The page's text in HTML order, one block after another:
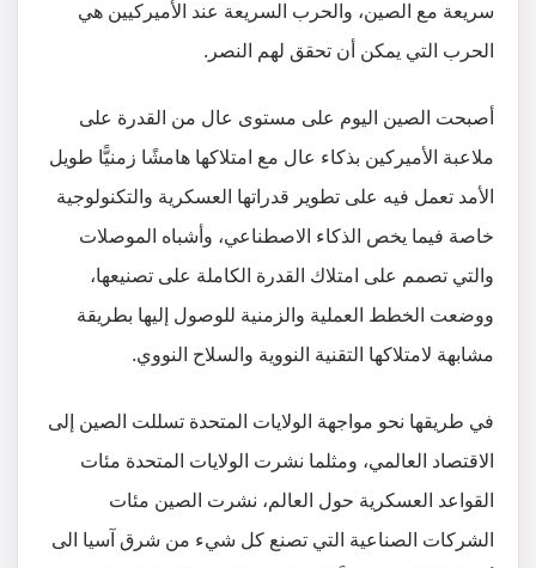
سريعة مع الصين، والحرب السريعة عند الأميركيين هي
الحرب التي يمكن أن تحقق لهم النصر.
أصبحت الصين اليوم على مستوى عال من القدرة على
ملاعبة الأميركين بذكاء عال مع امتلاكها هامشًا زمنيًّا طويل
الأمد تعمل فيه على تطوير قدراتها العسكرية والتكنولوجية
خاصة فيما يخص الذكاء الاصطناعي، وأشباه الموصلات
والتي تصمم على امتلاك القدرة الكاملة على تصنيعها،
ووضعت الخطط العملية والزمنية للوصول إليها بطريقة
مشابهة لامتلاكها التقنية النووية والسلاح النووي.
في طريقها نحو مواجهة الولايات المتحدة تسللت الصين إلى
الاقتصاد العالمي، ومثلما نشرت الولايات المتحدة مئات
القواعد العسكرية حول العالم، نشرت الصين مئات
الشركات الصناعية التي تصنع كل شيء من شرق آسيا الى